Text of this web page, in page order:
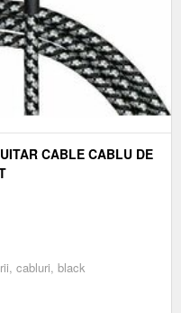
CABLE CABLU DE
cabluri, black